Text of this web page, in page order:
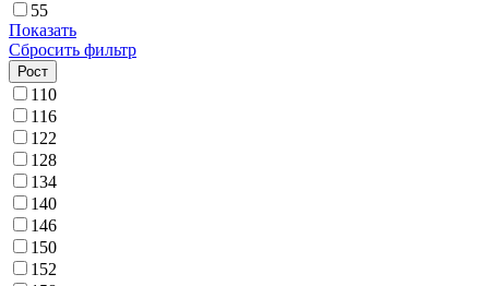
55
Показать
Сбросить фильтр
Рост
110
116
122
128
134
140
146
150
152